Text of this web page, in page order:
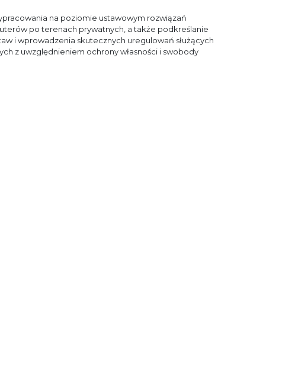
na poziomie ustawowym rozwiązań
po terenach prywatnych, a także podkreślanie
i wprowadzenia skutecznych uregulowań służących
z uwzględnieniem ochrony własności i swobody